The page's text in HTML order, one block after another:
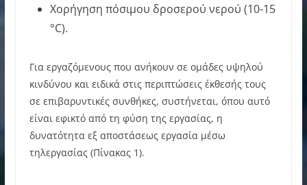
Χορήγηση πόσιμου δροσερού νερού (10-15
°C).
Για εργαζόμενους που ανήκουν σε ομάδες υψηλού
κινδύνου και ειδικά στις περιπτώσεις έκθεσής τους
σε επιβαρυντικές συνθήκες, συστήνεται, όπου αυτό
είναι εφικτό από τη φύση της εργασίας, η
δυνατότητα εξ αποστάσεως εργασία μέσω
τηλεργασίας (Πίνακας 1).